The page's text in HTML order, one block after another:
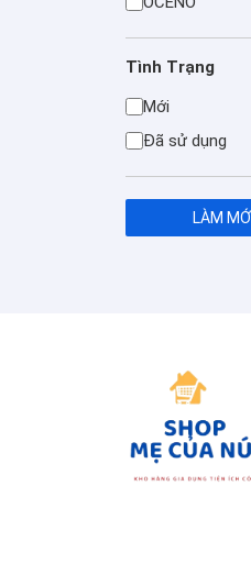
Tình Trạng
Mới
Đã sử dụng
LÀM